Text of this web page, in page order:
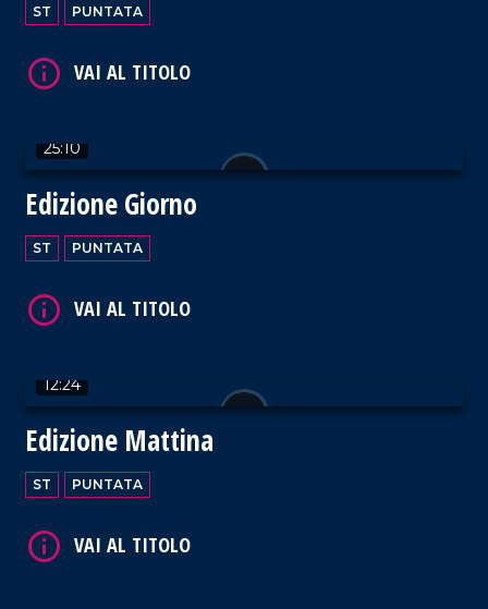
ST PUNTATA
25:10
Edizione Giorno
ST PUNTATA
12:24
Edizione Mattina
ST PUNTATA